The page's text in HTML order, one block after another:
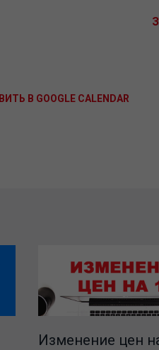
В GOOGLE CALENDAR
Изменение цен